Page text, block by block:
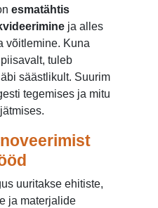
esmatähtis
ja alles
võitlemine. Kuna
tuleb
säästlikult. Suurim
tegemises ja mitu
uuritakse ehitiste,
ja materjalide